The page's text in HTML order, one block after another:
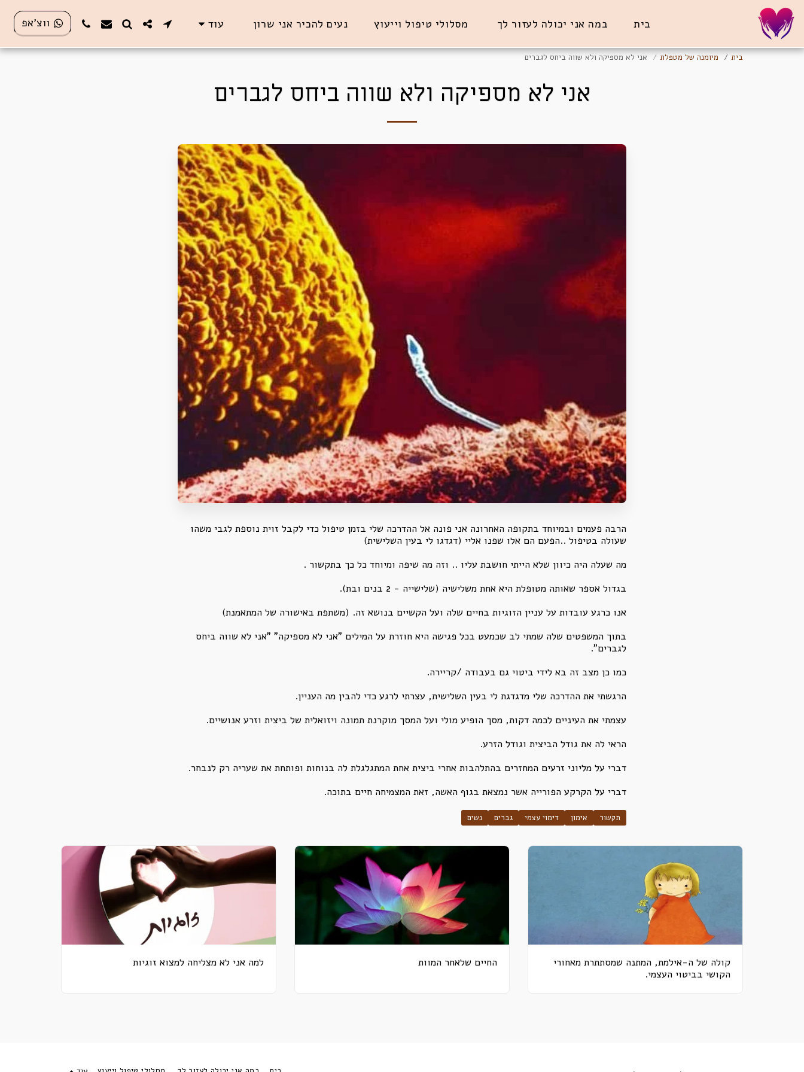
בית במה אני יכולה לעזור לך מסלולי טיפול וייעוץ נעים להכיר אני שרון עוד ווצ'אפ
בית מיומנה של מטפלת אני לא מספיקה ולא שווה ביחס לגברים
אני לא מספיקה ולא שווה ביחס לגברים
הרבה פעמים ובמיוחד בתקופה האחרונה אני פונה אל ההדרכה שלי בזמן טיפול כדי לקבל זוית נוספת לגבי משהו
שעולה בטיפול ..הפעם הם אלו שפנו אליי (דגדגו לי בעין השלישית)
מה שעלה היה כיוון שלא הייתי חושבת עליו .. וזה מה שיפה ומיוחד כל כך בתקשור .
בגדול אספר שאותה מטופלת היא אחת משלישיה (שלישייה - 2 בנים ובת).
אנו כרגע עובדות על עניין הזוגיות בחיים שלה ועל הקשיים בנושא זה. (משתפת באישורה של המתאמנת)
בתוך המשפטים שלה שמתי לב שכמעט בכל פגישה היא חוזרת על המילים "אני לא מספיקה" "אני לא שווה ביחס
לגברים".
כמו כן מצב זה בא לידי ביטוי גם בעבודה /קריירה.
הרגשתי את ההדרכה שלי מדגדגת לי בעין השלישית, עצרתי לרגע כדי להבין מה העניין.
עצמתי את העיניים לכמה דקות, מסך הופיע מולי ועל המסך מוקרנת תמונה ויזואלית של ביצית וזרע אנושיים.
הראי לה את גודל הביצית וגודל הזרע.
דברי על מליוני זרעים המחזרים בהתלהבות אחרי ביצית אחת המתגלגלת לה בנוחות ופותחת את שעריה רק לנבחר.
דברי על הקרקע הפורייה אשר נמצאת בגוף האשה, זאת המצמיחה חיים בתוכה.
תקשור אימון דימוי עצמי גברים נשים
קולה של ה-אילמת, המתנה שמסתתרת מאחורי
הקושי בביטוי העצמי.
החיים שלאחר המוות למה אני לא מצליחה למצוא זוגיות